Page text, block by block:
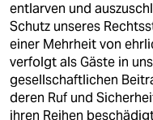
entlarven und
Schutz unseres
einer Mehrheit von
verfolgt als Gäste in
gesellschaftlichen
deren Ruf und
ihren Reihen